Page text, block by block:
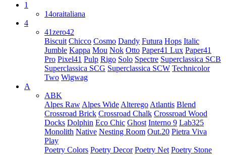
1
14oraitaliana
4
41zero42
Biscuit Chicco Cosmo Dandy Futura Hops Italic
Jumble Kappa Mou Nok Otto Paper41 Lux Paper41
Pro Pixel41 Pulp Rigo Solo Spectre Superclassica SCB
Superclassica SCG Superclassica SCW Technicolor
Two Wigwag
A
ABK
Alpes Raw Alpes Wide Alterego Atlantis Blend
Crossroad Brick Crossroad Chalk Crossroad Wood
Docks Dolphin Eco Chic Ghost Interno 9 Lab325
Monolith Native Nesting Room Out.20 Pietra Viva
Play
Poetry Colors Poetry Decor Poetry Net Poetry Stone